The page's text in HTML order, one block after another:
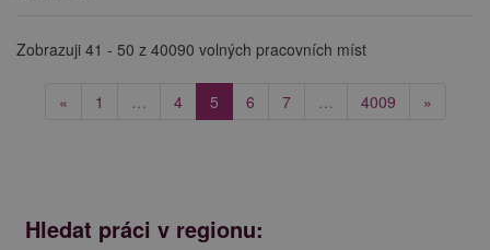
Zobrazuji 41 - 50 z 40090 volných pracovních míst
« 1 … 4 5(current)
6 7 … 4009 »
Hledat práci v regionu: